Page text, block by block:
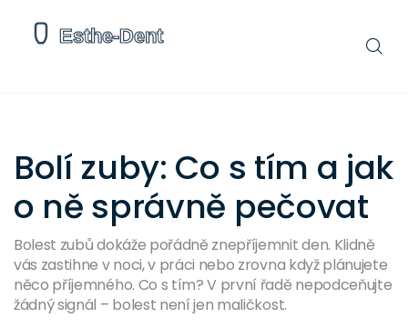
Bolí zuby: Co s tím a jak
o ně správně pečovat
Bolest zubů dokáže pořádně znepříjemnit den. Klidně
vás zastihne v noci, v práci nebo zrovna když plánujete
něco příjemného. Co s tím? V první řadě nepodceňujte
žádný signál – bolest není jen maličkost.